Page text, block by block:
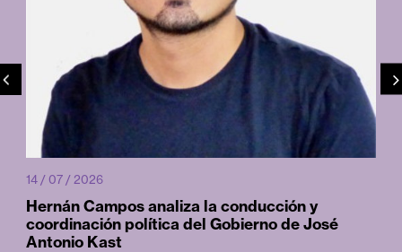
14 / 07 / 2026
Hernán Campos analiza la conducción y
coordinación política del Gobierno de José
Antonio Kast